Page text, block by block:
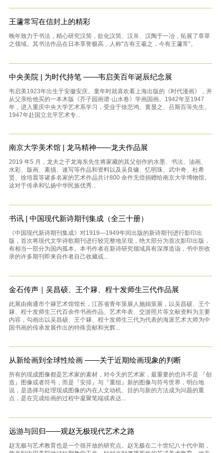
王蘧常写在信封上的精彩
晚年致力于书法，精心研究汉简，欲化汉简、汉帛、汉陶于一冶，拓展了章草
之领域。其书法作品在日本享誉极高，人称“古有王羲之，今有王蘧常”。
中央美院 | 为时代持笔 ——韦启美百年诞辰纪念展
韦启美1923年出生于安徽安庆。童年时就喜欢看上海出版的《时代漫画》，并
从父亲给他买的一本木版《芥子园画谱·山水卷》学画国画。1942年至1947
年，进入重庆中央大学艺术系学习，受业于徐悲鸿、黄显之、吕斯百等先生。
1947年赴国立北平艺术专...
南京大学美术馆 | 龙马精神——龙夫作品展
2019 年5 月，龙夫之子龙海东先生将家藏的其父创作的水墨、书法、油画、
水彩、版画、素描、速写等作品和资料以及吴良镛、忆明珠、武中奇、杜希
贤、徐培晨等诸多名家的艺术作品共计800 余件无偿捐赠给南京大学博物馆。
这对于传承和弘扬中华民族优秀...
书讯 | 中国现代新诗期刊集成（全三十册）
《中国现代新诗期刊集成》对1919—1949年间出版的新诗期刊进行影印出
版，首次将现代文学诗歌期刊进行较完整地呈现，绝大部分为首次影印出版，
有相当一部分为国内孤本。本书作者在新诗研究领域具有深厚造诣，书中所收
录的许多期刊即来自作者自己收藏或...
金石传声｜吴昌硕、王个簃、程十发师生三代作品展
此展由南通市个簃艺术馆馆长，江苏省青年策展人施娟策展，以吴昌硕、王个
簃、程十发师生三代百余件书画作品、艺术年表、交游照片等文献资料为主要
内容，勾画出以吴昌硕、王个簃、程十发师生三代为代表的海派艺术大师为中
国书画的传承发展作出的特殊贡献和光辉...
从新绘画到全球性绘画 ——关于近期绘画现象的判断
所有的现成图像都是艺术家的素材，对今天的艺术家，最重要的也许不是 『创
造』图像或者符号，而是『安排』与『重组』新的图像与符号世界，明白地
说，是选择与处理现成图像的内在人文动机、目的与新的方法成为问题的重
点，是在完成绘画的过程中凝聚笔端或表达...
远游与回归——观赵无极现代艺术之路
赵无极与艺术教育也是一个很开放的研究点。赵无极在二十世纪八十代中期，